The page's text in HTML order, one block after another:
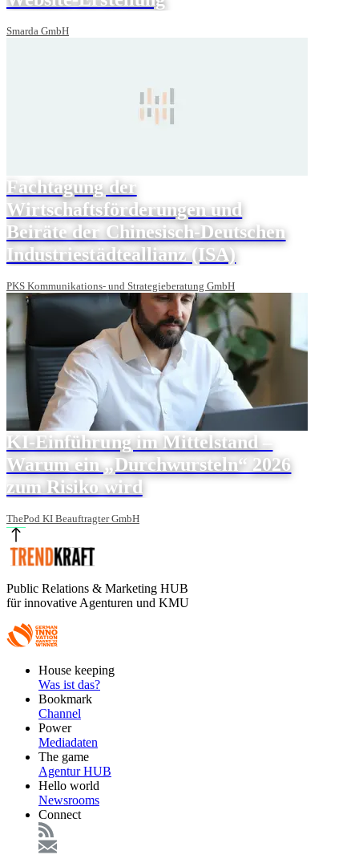
Smarda GmbH
Fachtagung der
Wirtschaftsförderungen und
Beiräte der Chinesisch-Deutschen
Industriestädteallianz (ISA)
PKS Kommunikations- und Strategieberatung GmbH
KI-Einführung im Mittelstand –
Warum ein „Durchwursteln“ 2026
zum Risiko wird
ThePod KI Beauftragter GmbH
Public Relations & Marketing HUB
für innovative Agenturen und KMU
FooterHouse keeping
Was ist das?
Bookmark
Channel
Power
Mediadaten
The game
Agentur HUB
Hello world
Newsrooms
Connect